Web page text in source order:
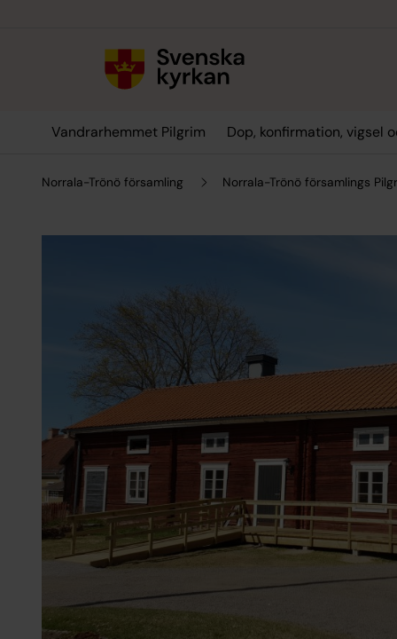
Vandrarhemmet Pilgrim Dop, konfirmation, vigsel
Norrala-Trönö församling Norrala-Trönö församlings